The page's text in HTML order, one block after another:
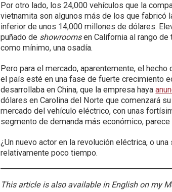
Por otro lado, los 24,000 vehículos que la
vietnamita son algunos más de los que fabricó
inferior de unos 14,000 millones de dólares.
puñado de showroomsen California al rango
como mínimo, una osadía.
Pero para el mercado, aparentemente, el
el país esté en una fase de fuerte crecimiento
desarrollaba en China, que la empresa haya
dólares en Carolina del Norte que comenzará
mercado del vehículo eléctrico, con unas
segmento de demanda más económico,
¿Un nuevo actor en la revolución eléctrica, o
relativamente poco tiempo.
This article is also available in English on my